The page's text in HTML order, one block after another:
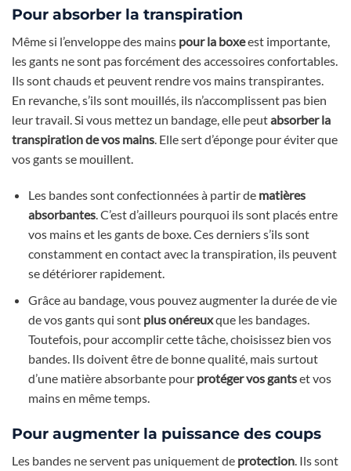
Pour absorber la transpiration
Même si l’enveloppe des mains pour la boxeest importante,
les gants ne sont pas forcément des accessoires confortables.
Ils sont chauds et peuvent rendre vos mains transpirantes.
En revanche, s’ils sont mouillés, ils n’accomplissent pas bien
leur travail. Si vous mettez un bandage, elle peutabsorber la
transpiration de vos mains. Elle sert d’éponge pour éviter que
vos gants se mouillent.
Les bandes sont confectionnées à partir de matières
absorbantes. C’est d’ailleurs pourquoi ils sont placés entre
vos mains et les gants de boxe. Ces derniers s’ils sont
constamment en contact avec la transpiration, ils peuvent
se détériorer rapidement.
Grâce au bandage, vous pouvez augmenter la durée de vie
de vos gants qui sont plus onéreuxque les bandages.
Toutefois, pour accomplir cette tâche, choisissez bien vos
bandes. Ils doivent être de bonne qualité, mais surtout
d’une matière absorbante pour protéger vos gantset vos
mains en même temps.
Pour augmenter la puissance des coups
Les bandes ne servent pas uniquement de protection . Ils sont